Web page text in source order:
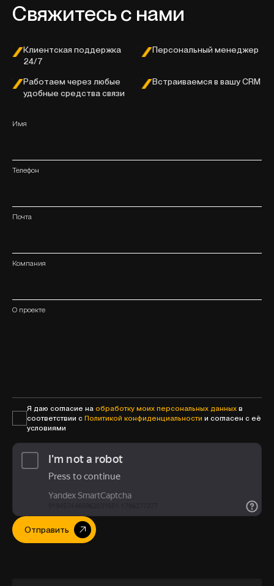
Свяжитесь с нами
Клиентская поддержка
24/7
Персональный менеджер
Работаем через любые
удобные средства связи
Встраиваемся в вашу CRM
Имя
Телефон
Почта
Компания
О проекте
Я даю согласие на обработку моих персональных данных в
соответствии с Политикой конфиденциальности и согласен с её
условиями
Отправить